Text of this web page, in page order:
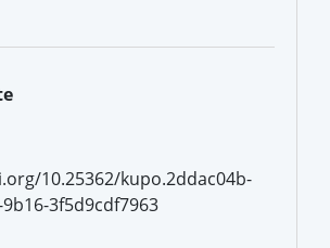
10.25362/kupo.2ddac04b-
9b16-3f5d9cdf7963